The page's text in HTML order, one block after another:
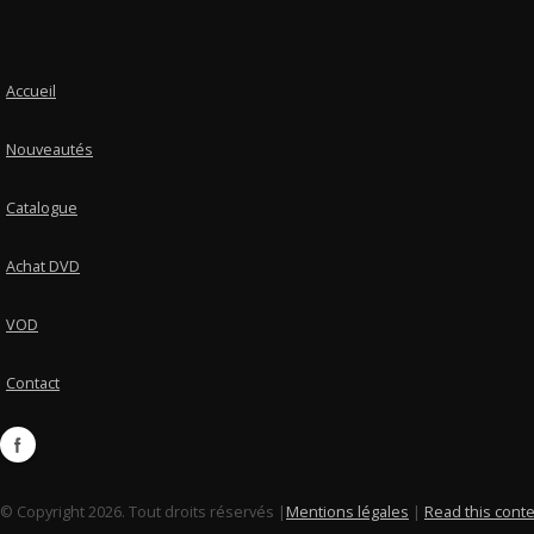
Accueil
Nouveautés
Catalogue
Achat DVD
VOD
Contact
© Copyright 2026. Tout droits réservés | Mentions légales | Read this